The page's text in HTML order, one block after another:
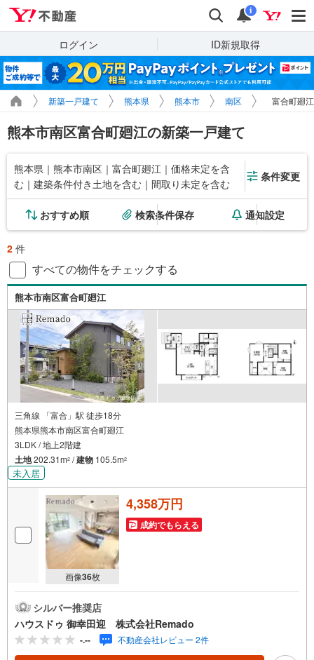
検索 通知
i
ログイン ID新規取得
新築一戸建て 熊本県 熊本市 南区 富合町廻
熊本市南区富合町廻江の新築一戸建て
熊本県｜熊本市南区｜富合町廻江｜価格未定を含
む｜建築条件付き土地を含む｜間取り未定を含む
条件変更
おすすめ順 検索条件保存 通知設定
2 件
すべての物件をチェックする
熊本市南区富合町廻江
三角線 「富合」駅 徒歩18分
熊本県熊本市南区富合町廻江
3LDK / 地上2階建
土地202.31m2 /建物 105.5m2
未入居
画像36枚
4,358万円
成約でもらえる
シルバー推奨店
ハウスドゥ 御幸田迎 株式会社Remado
-.-- 不動産会社レビュー 2件